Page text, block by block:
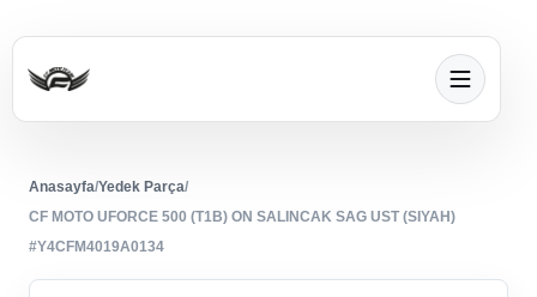
Anasayfa/Yedek Parça/
CF MOTO UFORCE 500 (T1B) ON SALINCAK SAG UST (SIYAH)
#Y4CFM4019A0134